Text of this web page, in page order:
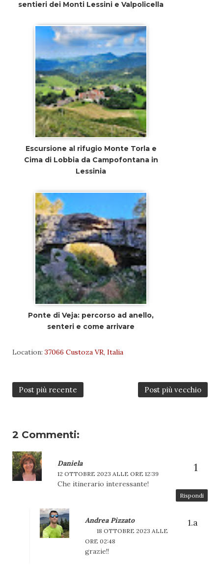
sentieri dei Monti Lessini e Valpolicella
Escursione al rifugio Monte Torla e
Cima di Lobbia da Campofontana in
Lessinia
Ponte di Veja: percorso ad anello,
senteri e come arrivare
Location: 37066 Custoza VR, Italia
Post più recente Post più vecchio
2 Commenti:
Daniela
12 OTTOBRE 2023 ALLE ORE 12:39
Che itinerario interessante!
Rispondi
Andrea Pizzato
18 OTTOBRE 2023 ALLE
ORE 02:48
grazie!!